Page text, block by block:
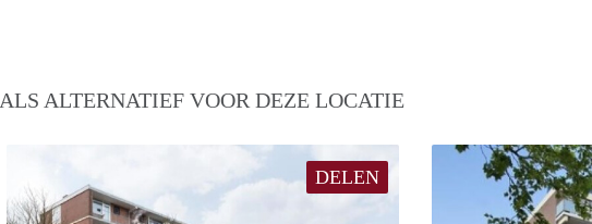
ALS ALTERNATIEF VOOR DEZE LOCATIE
DELEN